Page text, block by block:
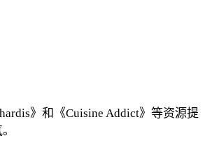
》和《Cuisine Addict》等资源提